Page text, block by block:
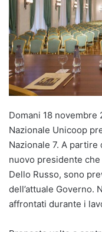
Domani 18
Nazionale Unicoop
Nazionale 7. A partire
nuovo presidente
Dello Russo, sono
dell’attuale Governo.
affrontati durante i